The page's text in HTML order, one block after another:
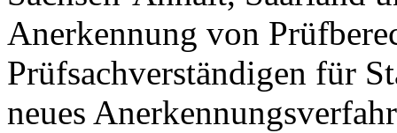
Anerkennung von
Prüfsachverständigen für
neues